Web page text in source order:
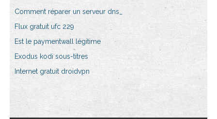
Comment réparer un serveur dns_
Flux gratuit ufc 229
Est le paymentwall légitime
Exodus kodi sous-titres
Internet gratuit droidvpn